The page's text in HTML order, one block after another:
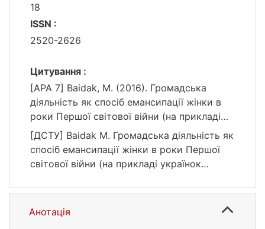
18
ISSN :
2520-2626
Цитування :
[APA 7] Baidak, M. (2016). Громадська
діяльність як спосіб емансипації жінки в
роки Першої світової війни (на прикладі
українок Галичини). Українознавчий
альманах, (18).
https://ir.library.knu.ua/handle/15071834/1776
[ДСТУ] Baidak M. Громадська діяльність як
спосіб емансипації жінки в роки Першої
світової війни (на прикладі українок
№ 18. URL:
https://ir.library.knu.ua/handle/15071834/1776
7 (дата звернення: 25.07.2026).
Анотація